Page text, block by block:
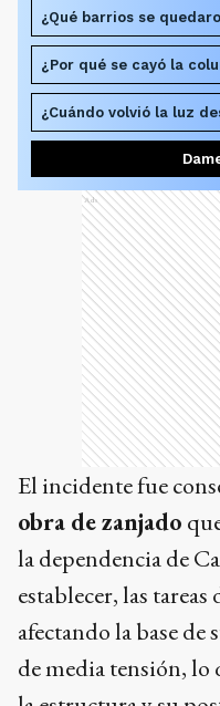
¿Qué barrios se
¿Por qué se cayó la
¿Cuándo volvió la luz
Ads
El incidente fue
obra de zanjado
la dependencia de
establecer, las
afectando la base
de media tensión, lo